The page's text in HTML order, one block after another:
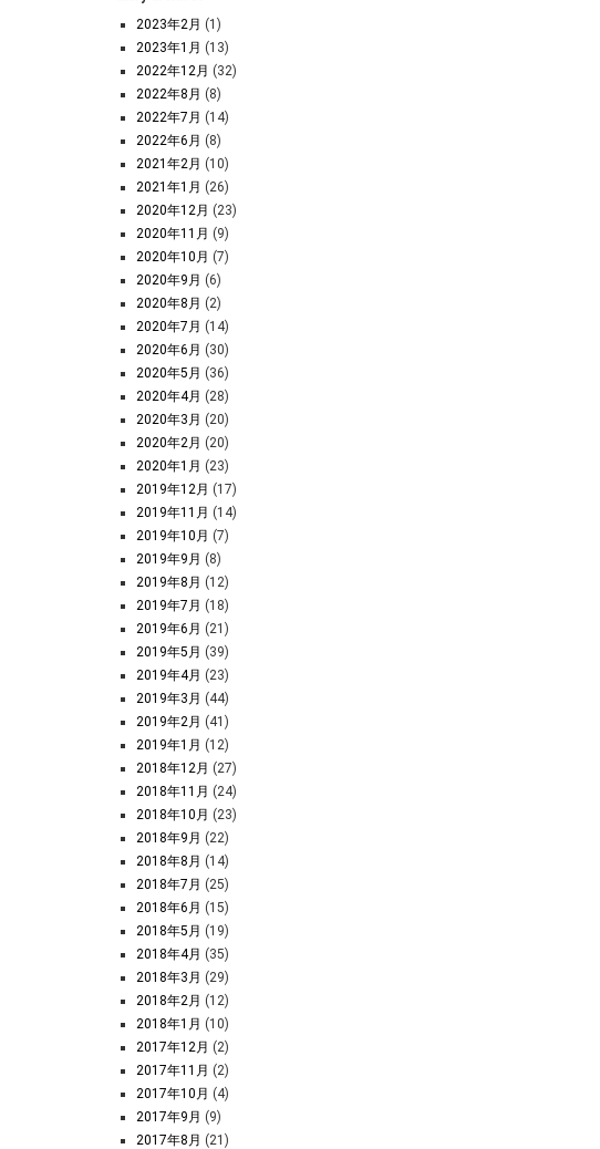
2023年2月 (1)
2023年1月 (13)
2022年12月 (32)
2022年8月 (8)
2022年7月 (14)
2022年6月 (8)
2021年2月 (10)
2021年1月 (26)
2020年12月 (23)
2020年11月 (9)
2020年10月 (7)
2020年9月 (6)
2020年8月 (2)
2020年7月 (14)
2020年6月 (30)
2020年5月 (36)
2020年4月 (28)
2020年3月 (20)
2020年2月 (20)
2020年1月 (23)
2019年12月 (17)
2019年11月 (14)
2019年10月 (7)
2019年9月 (8)
2019年8月 (12)
2019年7月 (18)
2019年6月 (21)
2019年5月 (39)
2019年4月 (23)
2019年3月 (44)
2019年2月 (41)
2019年1月 (12)
2018年12月 (27)
2018年11月 (24)
2018年10月 (23)
2018年9月 (22)
2018年8月 (14)
2018年7月 (25)
2018年6月 (15)
2018年5月 (19)
2018年4月 (35)
2018年3月 (29)
2018年2月 (12)
2018年1月 (10)
2017年12月 (2)
2017年11月 (2)
2017年10月 (4)
2017年9月 (9)
2017年8月 (21)